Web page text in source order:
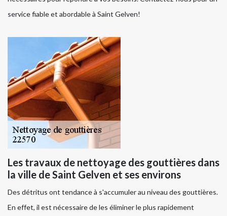
service fiable et abordable à Saint Gelven!
Les travaux de nettoyage des gouttières dans
la ville de Saint Gelven et ses environs
Des détritus ont tendance à s'accumuler au niveau des gouttières.
En effet, il est nécessaire de les éliminer le plus rapidement